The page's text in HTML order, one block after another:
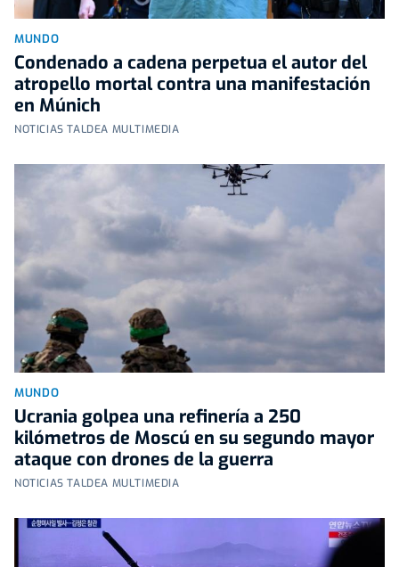
MUNDO
Condenado a cadena perpetua el autor del
atropello mortal contra una manifestación
en Múnich
NOTICIAS TALDEA MULTIMEDIA
MUNDO
Ucrania golpea una refinería a 250
kilómetros de Moscú en su segundo mayor
ataque con drones de la guerra
NOTICIAS TALDEA MULTIMEDIA